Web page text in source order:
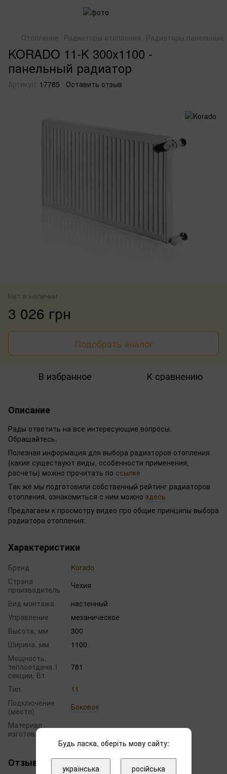
Отопление Радиаторы отопления Радиаторы панельные
KORADO 11-K 300x1100 -
панельный радиатор
Артикул: 17785 Оставить отзыв
Нет в наличии
3 026 грн
Подобрать аналог
В избранное К сравнению
Описание
Рады ответить на все интересующие вопросы.
Обращайтесь.
Полезная информация для выбора радиаторов отопления
(какие существуют виды, особенности применения,
расчеты) можно прочитать по ссылке
Так же мы подготовили собственный рейтинг радиаторов
отопления, ознакомиться с ним можно здесь
Предлагаем к просмотру видео про общие принципы выбора
радиатора отопления:
Характеристики
Бренд
Korado
Страна
производитель
Чехия
Вид монтажа
настенный
Управление
механическое
Высота, мм
300
Ширина, мм
1100
Мощность,
теплоотдача 1
секции, Вт
781
Тип
11
Подключение
(место)
Боковое
Материал
изготовления
сталь
Отзывы
Будь ласка, оберіть мову сайту:
українська російська